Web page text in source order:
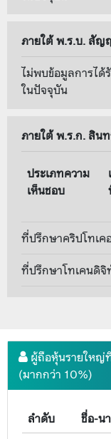
ภายใต้ พ.ร.บ. สัญ
ไม่พบข้อมูลการไ
ในปัจจุบัน
ภายใต้ พ.ร.ก. สิน
ประเภทความ
เห็นชอบ
ที่ปรึกษาคริปโทเค
ที่ปรึกษาโทเคนดิจิ
ผู้ถือหุ้นรายใหญ่
(มากกว่า 10%)
ลำดับ ชื่อ-น